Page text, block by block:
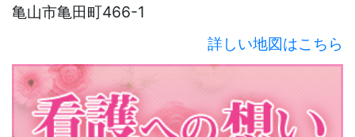
亀山市亀田町466-1
詳しい地図はこちら